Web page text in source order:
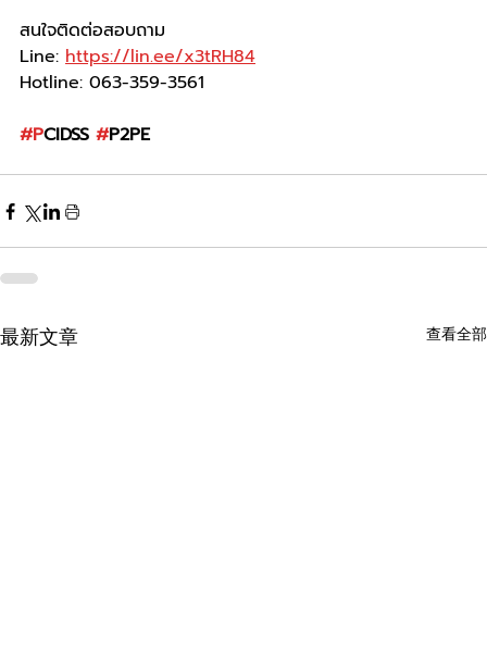
สนใจติดต่อสอบถาม
Line: https://lin.ee/x3tRH84
Hotline: 063-359-3561
#PCIDSS #P2PE
最新文章 查看全部